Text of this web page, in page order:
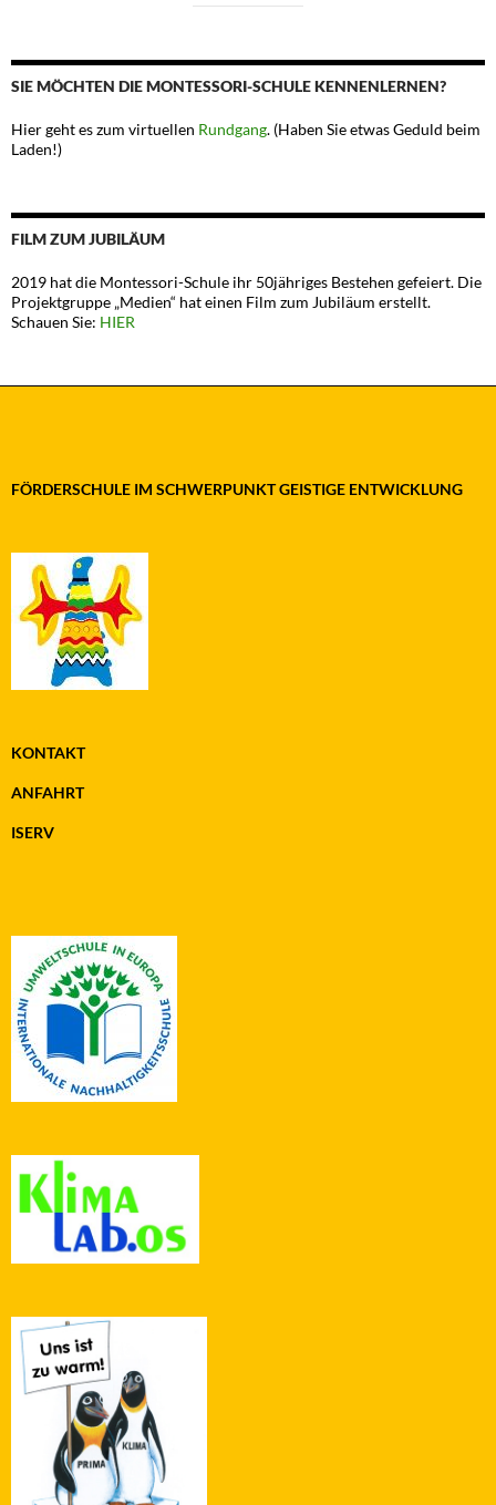
SIE MÖCHTEN DIE MONTESSORI-SCHULE KENNENLERNEN?
Hier geht es zum virtuellen Rundgang. (Haben Sie etwas Geduld beim
Laden!)
FILM ZUM JUBILÄUM
2019 hat die Montessori-Schule ihr 50jähriges Bestehen gefeiert. Die
Projektgruppe „Medien“ hat einen Film zum Jubiläum erstellt.
Schauen Sie: HIER
FÖRDERSCHULE IM SCHWERPUNKT GEISTIGE ENTWICKLUNG
KONTAKT
ANFAHRT
ISERV